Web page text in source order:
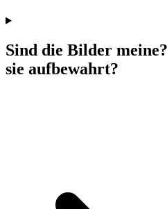
Sind die Bilder
sie aufbewahrt?